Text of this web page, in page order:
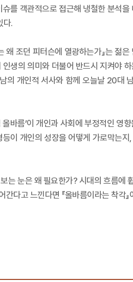
를 객관적으로 접근해 냉철한 분석
다.
왜 조던 피터슨에 열광하는가』는
생의 의미와 더불어 반드시 지켜야
의 개인적 서사와 함께 오늘날 20대
바름’이 개인과 사회에 부정적인 영
이 개인의 성장을 어떻게 가로막는
는 눈은 왜 필요한가? 시대의 흐름에
다고 느낀다면 『올바름이라는 착각